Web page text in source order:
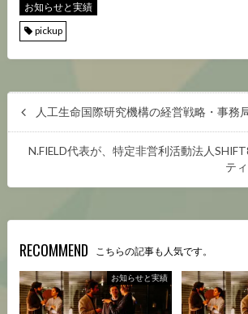
お知らせと実績
pickup
人工生命国際研究機構の経営戦略・事務
N.FIELD代表が、特定非営利活動法人
テ
RECOMMEND こちらの記事も人気です。
お知らせと実績